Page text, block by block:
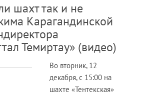
шахт так и не
Карагандинской
Темиртау» (видео)
Во вторник, 12
декабря, с 15:00 на
шахте «Тентекская»